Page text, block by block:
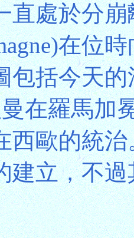
直處於分
在位
包括今天
在羅馬加
西歐的統
建立，不